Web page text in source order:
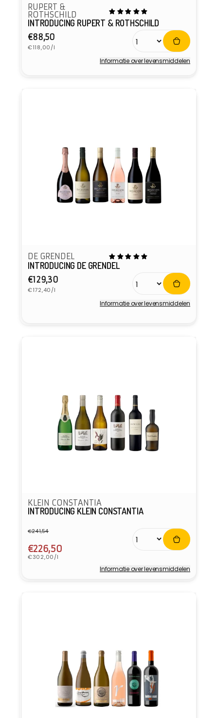
RUPERT &
ROTHSCHILD
INTRODUCING RUPERT & ROTHSCHILD
Normale
prijs
€88,50
Eenheidsprijs
€118,00/l
Informatie over levensmiddelen
DE GRENDEL
INTRODUCING DE GRENDEL
Normale
prijs
€129,30
Eenheidsprijs
€172,40/l
Informatie over levensmiddelen
KLEIN CONSTANTIA
INTRODUCING KLEIN CONSTANTIA
Normale
prijs
€241,54
Aanbiedingsprijs
€226,50
Eenheidsprijs
€302,00/l
Informatie over levensmiddelen